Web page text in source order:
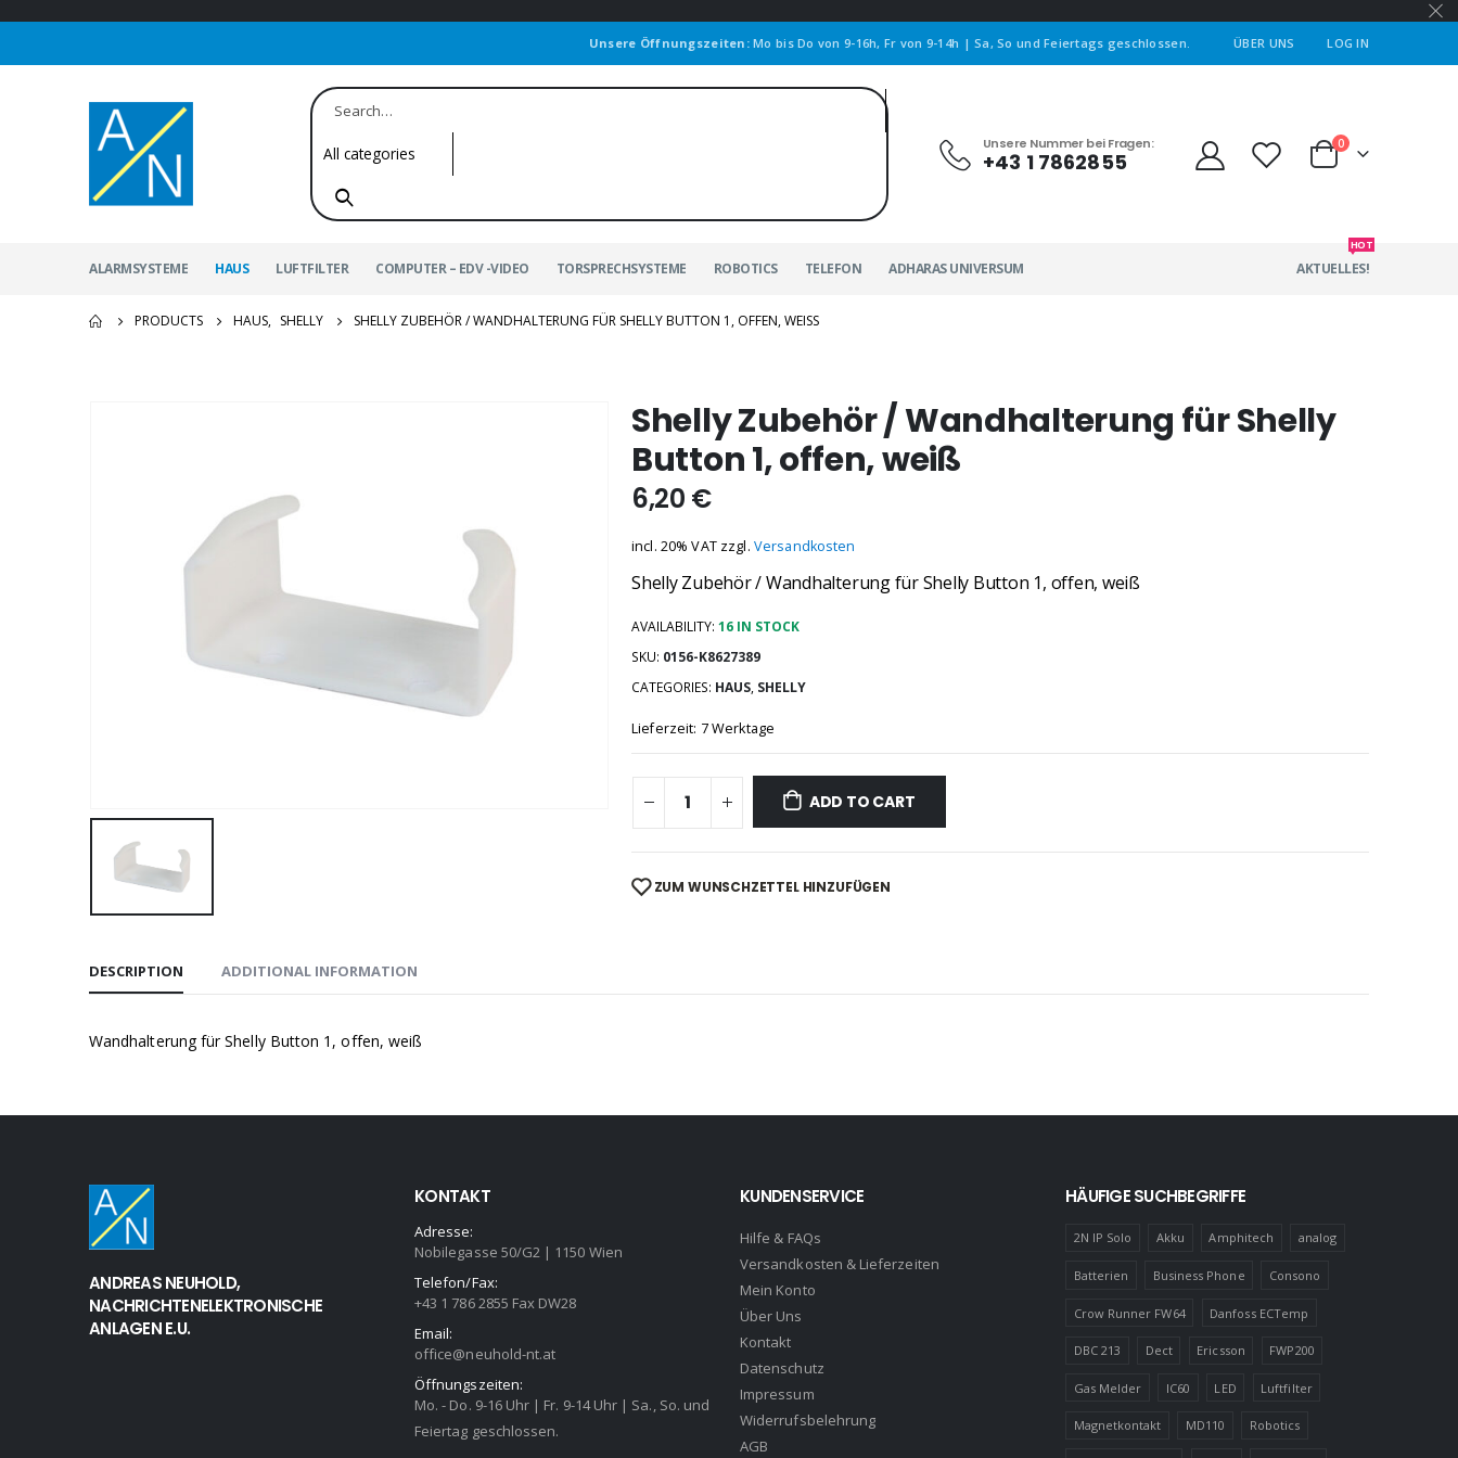
Unsere Öffnungszeiten:Mo bis Do von 9-16h, Fr von 9-14h | Sa, So und Feiertags geschlossen. ÜBER UNS LOG IN
Unsere Nummer bei Fragen:
+43 1 7862855
0
ALARMSYSTEME HAUS LUFTFILTER COMPUTER – EDV -VIDEO TORSPRECHSYSTEME ROBOTICS TELEFON ADHARAS UNIVERSUM AKTUELLES!
HOT
PRODUCTS HAUS, SHELLY SHELLY ZUBEHÖR / WANDHALTERUNG FÜR SHELLY BUTTON 1, OFFEN, WEISS
Shelly Zubehör / Wandhalterung für Shelly
Button 1, offen, weiß
6,20 €
incl. 20% VAT zzgl. Versandkosten
Shelly Zubehör / Wandhalterung für Shelly Button 1, offen, weiß
AVAILABILITY: 16 IN STOCK
SKU: 0156-K8627389
CATEGORIES: HAUS, SHELLY
Lieferzeit: 7 Werktage
ADD TO CART
ZUM WUNSCHZETTEL HINZUFÜGEN
DESCRIPTION ADDITIONAL INFORMATION
Wandhalterung für Shelly Button 1, offen, weiß
ANDREAS NEUHOLD,
NACHRICHTENELEKTRONISCHE
ANLAGEN E.U.
KONTAKT
Adresse:
Nobilegasse 50/G2 | 1150 Wien
Telefon/Fax:
+43 1 786 2855 Fax DW28
Email:
office@neuhold-nt.at
Öffnungszeiten:
Mo. - Do. 9-16 Uhr | Fr. 9-14 Uhr | Sa., So. und
Feiertag geschlossen.
KUNDENSERVICE
Hilfe & FAQs
Versandkosten & Lieferzeiten
Mein Konto
Über Uns
Kontakt
Datenschutz
Impressum
Widerrufsbelehrung
AGB
HÄUFIGE SUCHBEGRIFFE
2N IP Solo Akku Amphitech analog
Batterien Business Phone Consono
Crow Runner FW64 Danfoss ECTemp
DBC 213 Dect Ericsson FWP200
Gas Melder IC60 LED Luftfilter
Magnetkontakt MD110 Robotics